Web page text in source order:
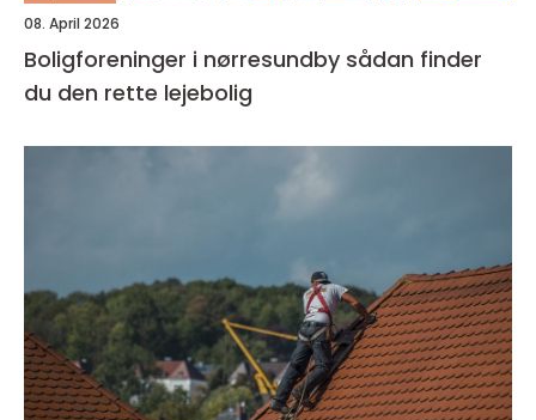
08. April 2026
Boligforeninger i nørresundby sådan finder
du den rette lejebolig